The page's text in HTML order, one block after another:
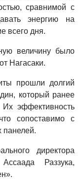
сравнимой с
энергию на
всего дня.
величину было
Нагасаки.
прошли долгий
который ранее
эффективность
сопоставимо с
панелей.
директора
Раззука,